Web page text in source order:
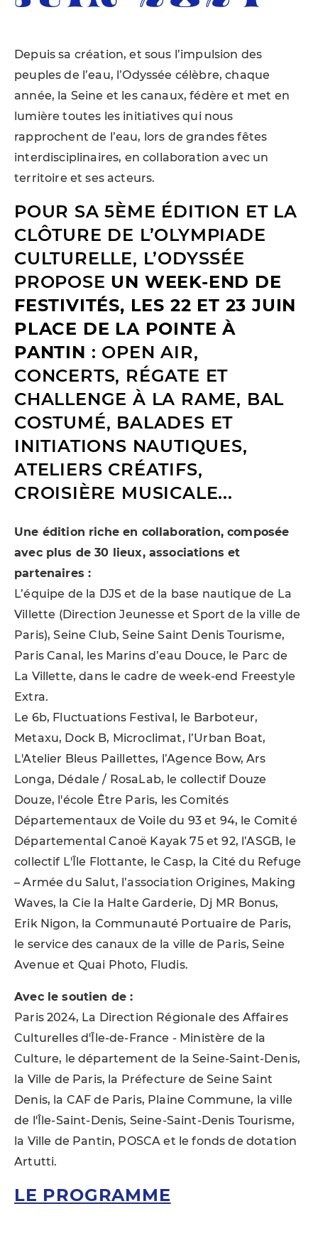
Depuis sa création, et sous l’impulsion des
peuples de l’eau, l’Odyssée célèbre, chaque
année, la Seine et les canaux, fédère et met en
lumière toutes les initiatives qui nous
rapprochent de l’eau, lors de grandes fêtes
interdisciplinaires, en collaboration avec un
territoire et ses acteurs.
POUR SA 5ÈME ÉDITION ET LA
CLÔTURE DE L’OLYMPIADE
CULTURELLE, L’ODYSSÉE
PROPOSE UN WEEK-END DE
FESTIVITÉS, LES 22 ET 23 JUIN
PLACE DE LA POINTE À
PANTIN : OPEN AIR,
CONCERTS, RÉGATE ET
CHALLENGE À LA RAME, BAL
COSTUMÉ, BALADES ET
INITIATIONS NAUTIQUES,
ATELIERS CRÉATIFS,
CROISIÈRE MUSICALE...
Une édition riche en collaboration, composée
avec plus de 30 lieux, associations et
partenaires :
L’équipe de la DJS et de la base nautique de La
Villette (Direction Jeunesse et Sport de la ville de
Paris), Seine Club, Seine Saint Denis Tourisme,
Paris Canal, les Marins d’eau Douce, le Parc de
La Villette, dans le cadre de week-end Freestyle
Extra.
Le 6b, Fluctuations Festival, le Barboteur,
Metaxu, Dock B, Microclimat, l’Urban Boat,
L'Atelier Bleus Paillettes, l’Agence Bow, Ars
Longa, Dédale / RosaLab, le collectif Douze
Douze, l'école Être Paris, les Comités
Départementaux de Voile du 93 et 94, le Comité
Départemental Canoë Kayak 75 et 92, l’ASGB, le
collectif L'Île Flottante, le Casp, la Cité du Refuge
– Armée du Salut, l’association Origines, Making
Waves, la Cie la Halte Garderie, Dj MR Bonus,
Erik Nigon, la Communauté Portuaire de Paris,
le service des canaux de la ville de Paris, Seine
Avenue et Quai Photo, Fludis.
Avec le soutien de :
Paris 2024, La Direction Régionale des Affaires
Culturelles d'Île-de-France - Ministère de la
Culture, le département de la Seine-Saint-Denis,
la Ville de Paris, la Préfecture de Seine Saint
Denis, la CAF de Paris, Plaine Commune, la ville
de l'Île-Saint-Denis, Seine-Saint-Denis Tourisme,
la Ville de Pantin, POSCA et le fonds de dotation
Artutti.
LE PROGRAMME